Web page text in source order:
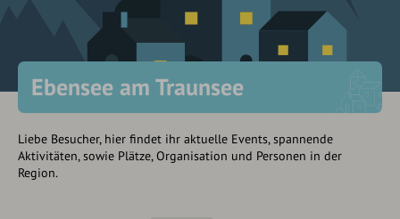
Ebensee am Traunsee
Liebe Besucher, hier findet ihr aktuelle Events, spannende
Aktivitäten, sowie Plätze, Organisation und Personen in der
Region.